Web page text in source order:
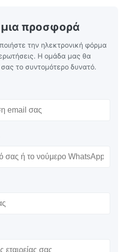
προσφορά
την ηλεκτρονική φόρμα
Η ομάδα μας θα
σας το συντομότερο δυνατό.